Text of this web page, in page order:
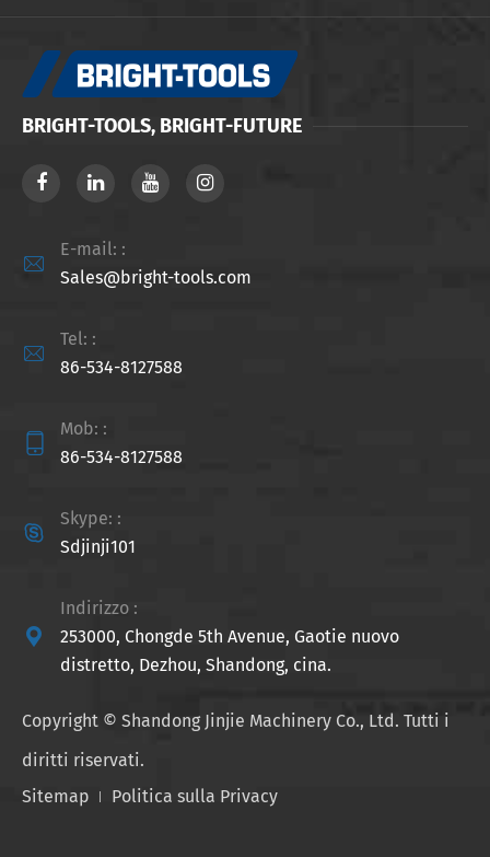
BRIGHT-TOOLS, BRIGHT-FUTURE

E-mail: :
Sales@bright-tools.com

Tel: :
86-534-8127588

Mob: :
86-534-8127588

Skype: :
Sdjinji101

Indirizzo :
253000, Chongde 5th Avenue, Gaotie nuovo
distretto, Dezhou, Shandong, cina.
Copyright © Shandong Jinjie Machinery Co., Ltd. Tutti i
diritti riservati.
Sitemap
Politica sulla Privacy